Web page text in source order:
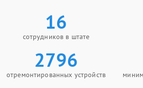
16
сотрудников в штате
2796
отремонтированных устройств